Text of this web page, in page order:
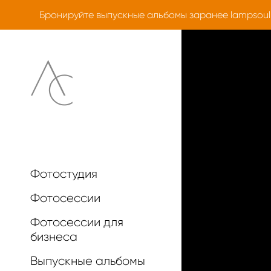
Бронируйте выпускные альбомы заранее
Фотостудия
Фотосессии
Фотосессии для
бизнеса
Выпускные альбомы